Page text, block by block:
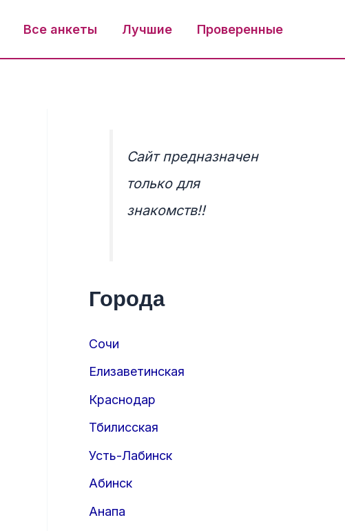
Все анкеты Лучшие Проверенные
Сайт предназначен
только для
знакомств!!
Города
Сочи
Елизаветинская
Краснодар
Тбилисская
Усть-Лабинск
Абинск
Анапа